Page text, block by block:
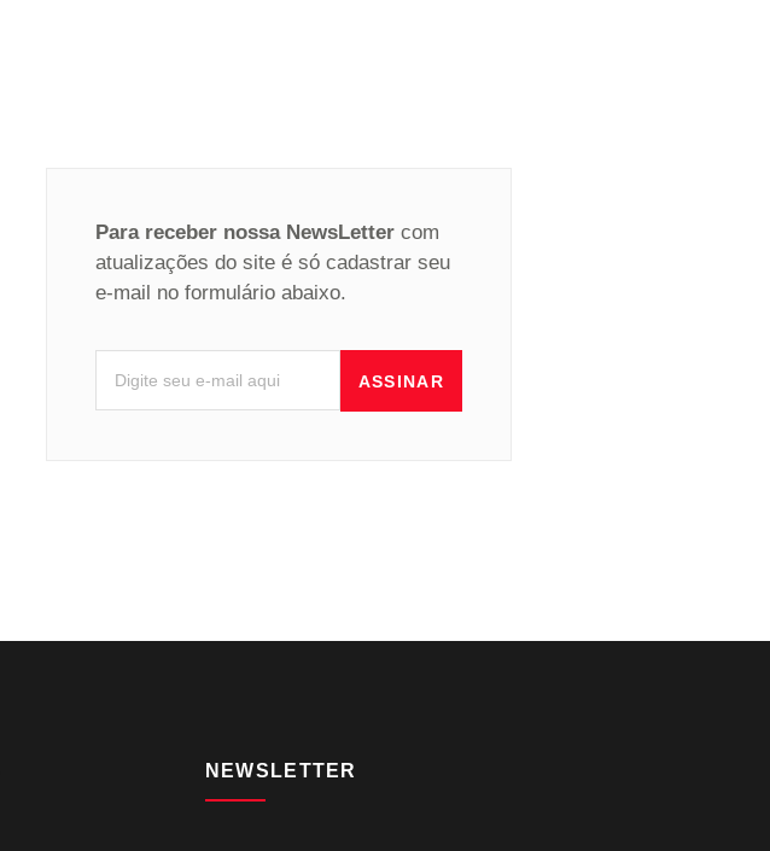
Para receber nossa NewsLetter com
atualizações do site é só cadastrar seu
e-mail no formulário abaixo.
ASSINAR
NEWSLETTER